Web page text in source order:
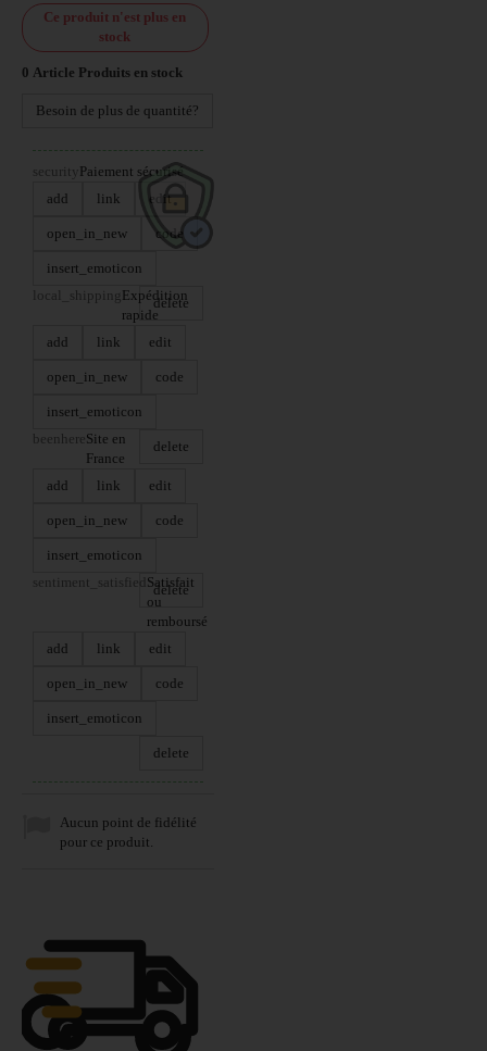
Ce produit n'est plus en
stock
0 Article Produits en stock
Besoin de plus de quantité?
security Paiement sécurisé
add
link edit
open_in_new code
insert_emoticon
delete
local_shipping Expédition
rapide
add
link edit
open_in_new code
insert_emoticon
delete
beenhereSite en
France
add
link edit
open_in_new code
insert_emoticon
delete
sentiment_satisfied Satisfait
ou
remboursé
add
link edit
open_in_new code
insert_emoticon
delete
Aucun point de fidélité
pour ce produit.